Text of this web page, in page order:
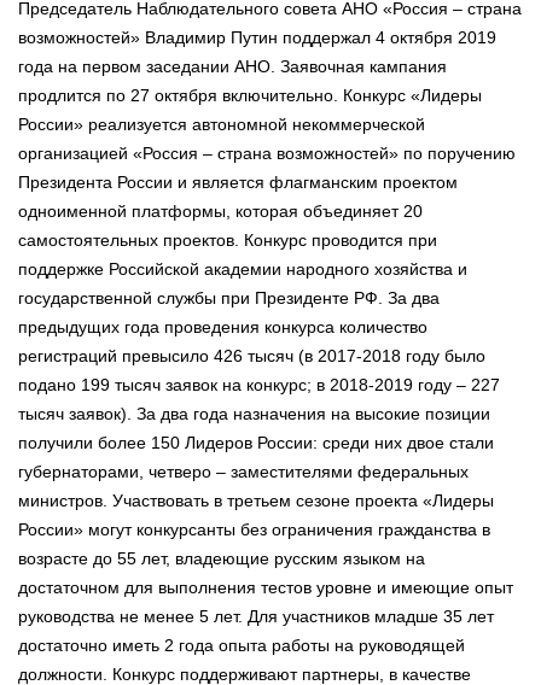
Председатель Наблюдательного совета АНО «Россия – страна
возможностей» Владимир Путин поддержал 4 октября 2019
года на первом заседании АНО. Заявочная кампания
продлится по 27 октября включительно. Конкурс «Лидеры
России» реализуется автономной некоммерческой
организацией «Россия – страна возможностей» по поручению
Президента России и является флагманским проектом
одноименной платформы, которая объединяет 20
самостоятельных проектов. Конкурс проводится при
поддержке Российской академии народного хозяйства и
государственной службы при Президенте РФ. За два
предыдущих года проведения конкурса количество
регистраций превысило 426 тысяч (в 2017-2018 году было
подано 199 тысяч заявок на конкурс; в 2018-2019 году – 227
тысяч заявок). За два года назначения на высокие позиции
получили более 150 Лидеров России: среди них двое стали
губернаторами, четверо – заместителями федеральных
министров. Участвовать в третьем сезоне проекта «Лидеры
России» могут конкурсанты без ограничения гражданства в
возрасте до 55 лет, владеющие русским языком на
достаточном для выполнения тестов уровне и имеющие опыт
руководства не менее 5 лет. Для участников младше 35 лет
достаточно иметь 2 года опыта работы на руководящей
должности. Конкурс поддерживают партнеры, в качестве